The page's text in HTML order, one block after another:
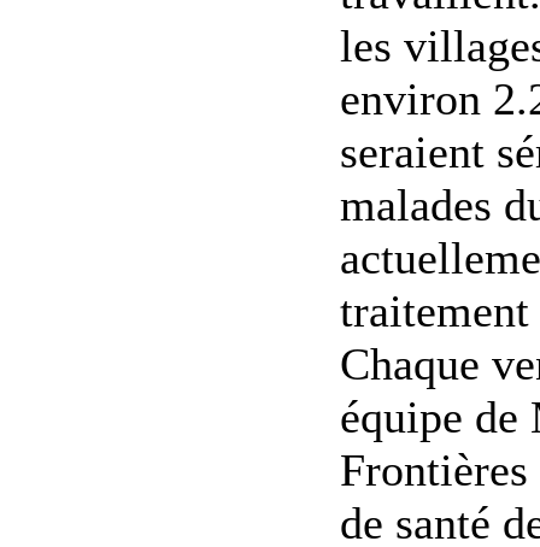
les
environ
seraient
malades
Chaque
équipe de
de santé